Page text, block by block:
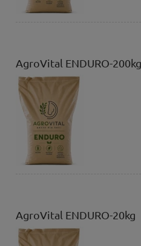
AgroVital ENDURO-200kg
AgroVital ENDURO-20kg